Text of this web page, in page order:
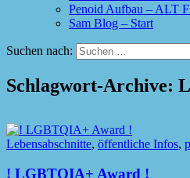
Penoid Aufbau – ALT
Sam Blog – Start
Suchen nach:
Schlagwort-Archive:
Lebensabschnitte, öffentliche Infos,
! LGBTQIA+ Award !